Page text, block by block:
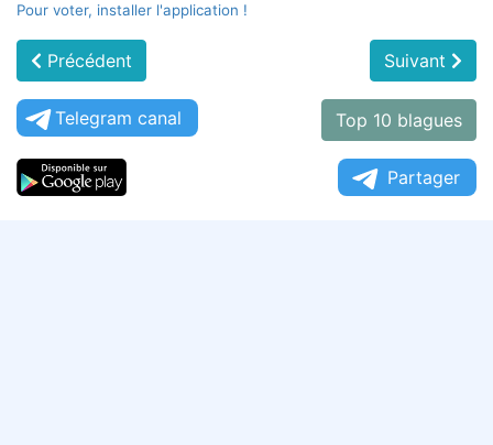
Pour voter, installer l'application !
Précédent Suivant
Telegram canal Top 10 blagues
Partager